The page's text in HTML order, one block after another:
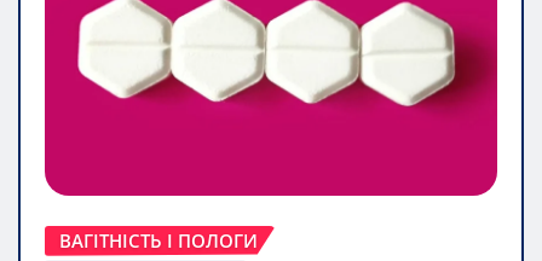
ВАГІТНІСТЬ І ПОЛОГИ